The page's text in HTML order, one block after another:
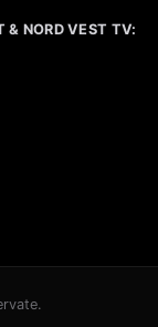
& NORD VEST TV: